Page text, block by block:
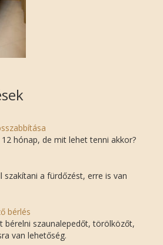
hónap, de mit lehet tenni akkor?
szakítani a fürdőzést, erre is van
bérlés
bérelni szaunalepedőt, törölközőt,
van lehetőség.